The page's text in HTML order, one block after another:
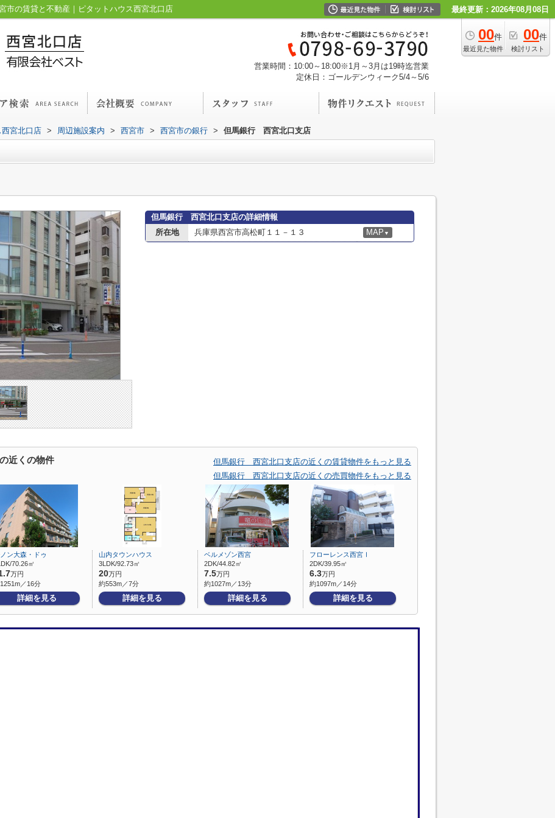
の賃貸と不動産｜ピタットハウス西宮北口店 最終更新：2026年08月08日
00件
最近見た物件
00件
検討リスト
営業時間：10:00～18:00※1月～3月は19時迄営業
定休日：ゴールデンウィーク5/4～5/6
宮北口店 > 周辺施設案内 > 西宮市 > 西宮市の銀行 > 但馬銀行 西宮北口支店
但馬銀行 西宮北口支店の詳細情報
所在地
兵庫県西宮市高松町１１－１３ MAP ▼
近くの物件
但馬銀行 西宮北口支店の近くの賃貸物件をもっと見る
但馬銀行 西宮北口支店の近くの売買物件をもっと見る
ン大森・ドゥ
70.26㎡
万円
／16分
詳細を見る
山内タウンハウス
3LDK/92.73㎡
20万円
約553m／7分
詳細を見る
ベルメゾン西宮
2DK/44.82㎡
7.5万円
約1027m／13分
詳細を見る
フローレンス西宮Ⅰ
2DK/39.95㎡
6.3万円
約1097m／14分
詳細を見る